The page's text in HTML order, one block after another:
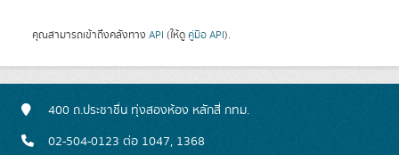
คุณสามารถเข้าถึงคลังทาง API (ให้ดู คู่มือ API).
400 ถ.ประชาชื่น ทุ่งสองห้อง หลักสี่ กทม.
02-504-0123 ต่อ 1047, 1368